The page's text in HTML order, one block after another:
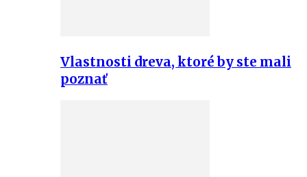
Vlastnosti dreva, ktoré by ste mali
poznať